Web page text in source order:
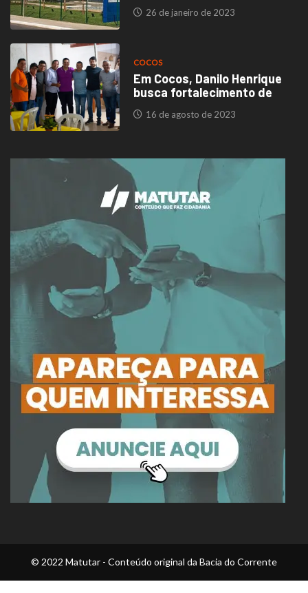
26 de janeiro de 2023
COCOS
Em Cocos, Danilo Henrique
busca fortalecimento de
16 de agosto de 2023
© 2022 Matutar - Conteúdo original da Bacia do Corrente